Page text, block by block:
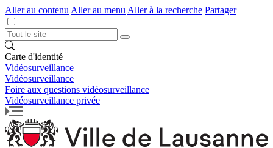
Aller au contenu Aller au menu Aller à la recherche Partager
Carte d'identité
Vidéosurveillance
Vidéosurveillance
Foire aux questions vidéosurveillance
Vidéosurveillance privée